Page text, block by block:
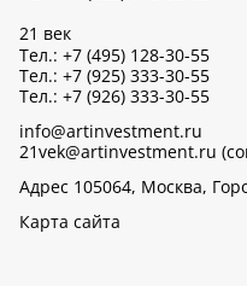
21 век
Тел.: +7 (495) 128-30-55
Тел.: +7 (925) 333-30-55
Тел.: +7 (926) 333-30-55
info@artinvestment.ru
21vek@artinvestment.ru
Адрес 105064, Москва,
Карта сайта